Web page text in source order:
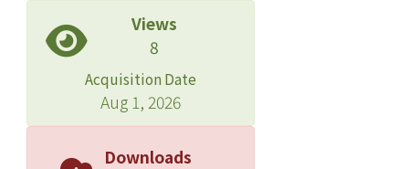
Views
8
Acquisition Date
Aug 1, 2026
Downloads